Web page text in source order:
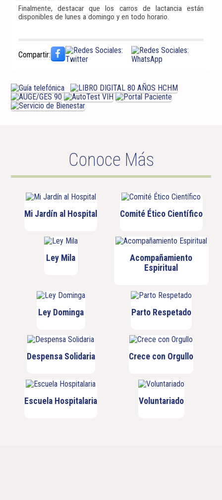
Finalmente, destacar que los carros de lactancia están
disponibles de lunes a domingo y en todo horario.
Compartir:
Conoce Más
Mi Jardín al Hospital Comité Ético Científico
Ley Mila
Acompañamiento
Espiritual
Ley Dominga Parto Respetado
Despensa Solidaria Crece con Orgullo
Escuela Hospitalaria Voluntariado